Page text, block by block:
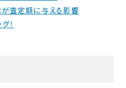
査定額に与える影響
！